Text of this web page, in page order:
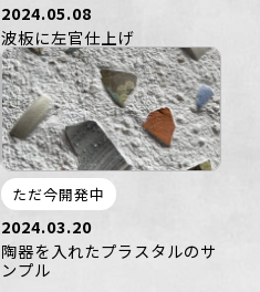
2024.05.08
波板に左官仕上げ
ただ今開発中
2024.03.20
陶器を入れたプラスタルのサ
ンプル